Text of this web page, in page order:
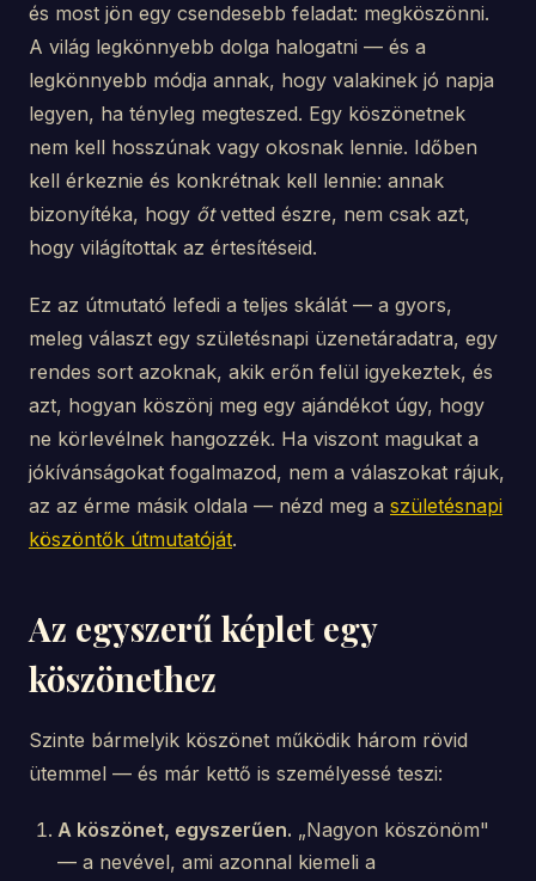
és most jön egy csendesebb feladat: megköszönni.
A világ legkönnyebb dolga halogatni — és a
legkönnyebb módja annak, hogy valakinek jó napja
legyen, ha tényleg megteszed. Egy köszönetnek
nem kell hosszúnak vagy okosnak lennie. Időben
kell érkeznie és konkrétnak kell lennie: annak
bizonyítéka, hogy őtvetted észre, nem csak azt,
hogy világítottak az értesítéseid.
Ez az útmutató lefedi a teljes skálát — a gyors,
meleg választ egy születésnapi üzenetáradatra, egy
rendes sort azoknak, akik erőn felül igyekeztek, és
azt, hogyan köszönj meg egy ajándékot úgy, hogy
ne körlevélnek hangozzék. Ha viszont magukat a
jókívánságokat fogalmazod, nem a válaszokat rájuk,
az az érme másik oldala — nézd meg a születésnapi
köszöntők útmutatóját.
Az egyszerű képlet egy
köszönethez
Szinte bármelyik köszönet működik három rövid
ütemmel — és már kettő is személyessé teszi:
A köszönet, egyszerűen. „Nagyon köszönöm"
— a nevével, ami azonnal kiemeli a